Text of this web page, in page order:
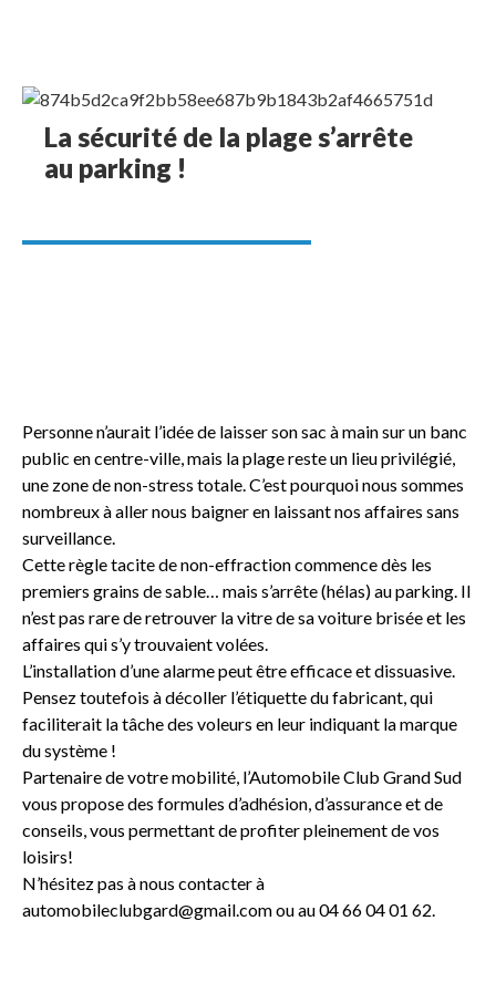
La sécurité de la plage s’arrête
au parking !
Personne n’aurait l’idée de laisser son sac à main sur un banc
public en centre-ville, mais la plage reste un lieu privilégié,
une zone de non-stress totale. C’est pourquoi nous sommes
nombreux à aller nous baigner en laissant nos affaires sans
surveillance.
Cette règle tacite de non-effraction commence dès les
premiers grains de sable… mais s’arrête (hélas) au parking. Il
n’est pas rare de retrouver la vitre de sa voiture brisée et les
affaires qui s’y trouvaient volées.
L’installation d’une alarme peut être efficace et dissuasive.
Pensez toutefois à décoller l’étiquette du fabricant, qui
faciliterait la tâche des voleurs en leur indiquant la marque
du système !
Partenaire de votre mobilité, l’Automobile Club Grand Sud
vous propose des formules d’adhésion, d’assurance et de
conseils, vous permettant de profiter pleinement de vos
loisirs!
N’hésitez pas à nous contacter à
automobileclubgard@gmail.com ou au 04 66 04 01 62.